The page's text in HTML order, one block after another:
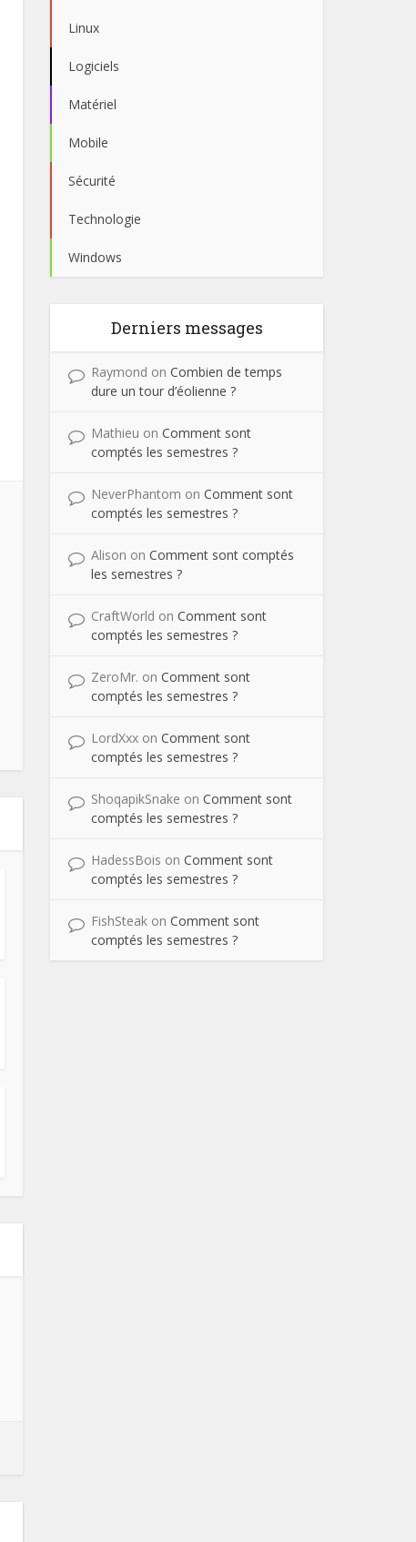
Linux
Logiciels
Matériel
Mobile
Sécurité
Technologie
Windows
Derniers messages
Raymond on Combien de temps
dure un tour d’éolienne ?
Mathieu on Comment sont
comptés les semestres ?
NeverPhantom on Comment sont
comptés les semestres ?
Alison on Comment sont comptés
les semestres ?
CraftWorld on Comment sont
comptés les semestres ?
ZeroMr. on Comment sont
comptés les semestres ?
LordXxx on Comment sont
comptés les semestres ?
ShoqapikSnake on Comment sont
comptés les semestres ?
HadessBois on Comment sont
comptés les semestres ?
FishSteak on Comment sont
comptés les semestres ?